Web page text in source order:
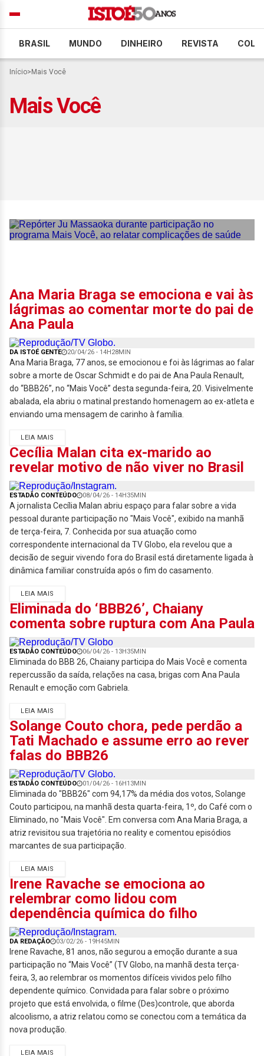
BRASIL MUNDO DINHEIRO REVISTA
Início> Mais Você
Mais Você
Ana Maria Braga se emociona e vai às
lágrimas ao comentar morte do pai de
Ana Paula
DA ISTOÉ GENTE 20/04/26 - 14H28MIN
Ana Maria Braga, 77 anos, se emocionou e foi às lágrimas ao falar
sobre a morte de Oscar Schmidt e do pai de Ana Paula Renault,
do “BBB26”, no “Mais Você” desta segunda-feira, 20. Visivelmente
abalada, ela abriu o matinal prestando homenagem ao ex-atleta e
enviando uma mensagem de carinho à família.
LEIA MAIS
Cecília Malan cita ex-marido ao
revelar motivo de não viver no Brasil
ESTADÃO CONTEÚDO 08/04/26 - 14H35MIN
A jornalista Cecília Malan abriu espaço para falar sobre a vida
pessoal durante participação no "Mais Você", exibido na manhã
de terça-feira, 7. Conhecida por sua atuação como
correspondente internacional da TV Globo, ela revelou que a
decisão de seguir vivendo fora do Brasil está diretamente ligada à
dinâmica familiar construída após o fim do casamento.
LEIA MAIS
Eliminada do ‘BBB26’, Chaiany
comenta sobre ruptura com Ana Paula
ESTADÃO CONTEÚDO 06/04/26 - 13H35MIN
Eliminada do BBB 26, Chaiany participa do Mais Você e comenta
repercussão da saída, relações na casa, brigas com Ana Paula
Renault e emoção com Gabriela.
LEIA MAIS
Solange Couto chora, pede perdão a
Tati Machado e assume erro ao rever
falas do BBB26
ESTADÃO CONTEÚDO 01/04/26 - 16H13MIN
Eliminada do "BBB26" com 94,17% da média dos votos, Solange
Couto participou, na manhã desta quarta-feira, 1º, do Café com o
Eliminado, no "Mais Você". Em conversa com Ana Maria Braga, a
atriz revisitou sua trajetória no reality e comentou episódios
marcantes de sua participação.
LEIA MAIS
Irene Ravache se emociona ao
relembrar como lidou com
dependência química do filho
DA REDAÇÃO 03/02/26 - 19H45MIN
Irene Ravache, 81 anos, não segurou a emoção durante a sua
participação no “Mais Você” (TV Globo, na manhã desta terça-
feira, 3, ao relembrar os momentos difíceis vividos pelo filho
dependente químico. Convidada para falar sobre o próximo
projeto que está envolvida, o filme (Des)controle, que aborda
alcoolismo, a atriz relatou como se conectou com a temática da
nova produção.
LEIA MAIS